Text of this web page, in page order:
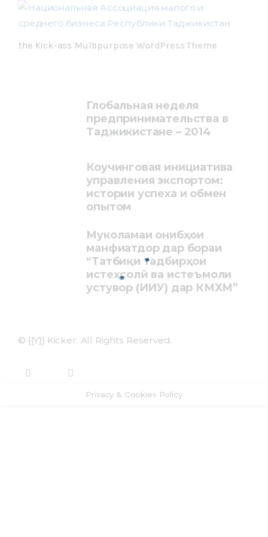
the Kick-ass Multipurpose WordPress Theme
Глобальная неделя
предпринимательства в
Таджикистане – 2014
Коучинговая инициатива
управления экспортом:
истории успеха и обмен
опытом
Муколамаи ҷонибҳои
манфиатдор дар бораи
“Татбиқи тадбирҳои
истеҳсолӣ ва истеъмоли
устувор (ИИУ) дар КМХМ”
© {{Y}} Kicker. All Rights Reserved.
Privacy & Cookies Policy